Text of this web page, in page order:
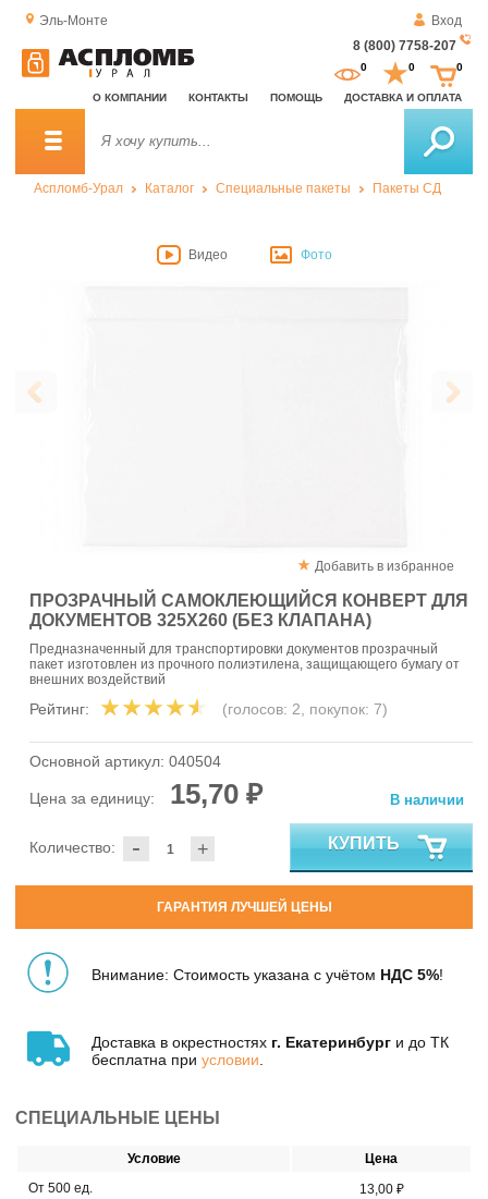
Эль-Монте
Вход
8 (800) 7758-207
О КОМПАНИИ КОНТАКТЫ ПОМОЩЬ ДОСТАВКА И ОПЛАТА
0 0 0
Аспломб-Урал Каталог Специальные пакеты Пакеты СД
Добавить в избранное
ПРОЗРАЧНЫЙ САМОКЛЕЮЩИЙСЯ КОНВЕРТ ДЛЯ
ДОКУМЕНТОВ 325Х260 (БЕЗ КЛАПАНА)
Предназначенный для транспортировки документов прозрачный
пакет изготовлен из прочного полиэтилена, защищающего бумагу от
внешних воздействий
Рейтинг: (голосов: 2, покупок: 7)
Основной артикул: 040504
Цена за единицу: 15,70 ₽
- +
Количество:
В наличии
КУПИТЬ
ГАРАНТИЯ ЛУЧШЕЙ ЦЕНЫ
Внимание: Стоимость указана с учётом НДС 5%!
Доставка в окрестностях г. Екатеринбург и до ТК
бесплатна при условии
СПЕЦИАЛЬНЫЕ ЦЕНЫ
Условие
Цена
От 500 ед.
13,00 ₽
Видео Фото